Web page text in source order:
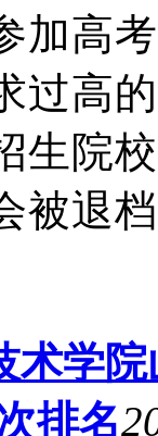
加高
过高
生院
被退
术学
排名